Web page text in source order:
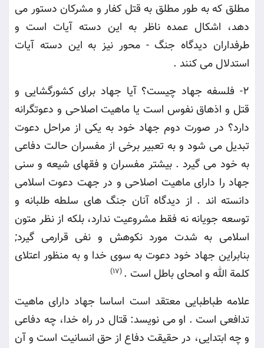
مطلق که به طور مطلق به قتل کفار و مشرکان دستور می
دهد، اشکال عمده ناظر به این دسته آیات است و
طرفداران دیدگاه جنگ - محور نیز به این دسته آیات
استدلال می کنند .
2- فلسفه جهاد چیست؟ آیا جهاد برای کشورگشایی و
قتل و اذهاق نفوس است یا ماهیت اصلاحی و دعوتگرانه
دارد؟ در صورت دوم جهاد خود به یکی از مراحل دعوت
تبدیل می شود و به تعبیر برخی از مفسران حالت دفاعی
به خود می گیرد . بیشتر مفسران و فقهای شیعه و سنی
جهاد را دارای ماهیت اصلاحی و در جهت دعوت اسلامی
دانسته اند . از دیدگاه آنان جنگ های سلطه طلبانه و
توسعه جویانه نه فقط مشروعیت ندارد، بلکه از نظر متون
اسلامی به شدت مورد نکوهش و نفی قرارمی گیرد;
بنابراین جهاد خود دعوت به سوی خدا و به منظور اعتلای
کلمة الله و امحای باطل است .
(17)
علامه طباطبایی معتقد است اساسا جهاد دارای ماهیت
تدافعی است . او می نویسد: قتال در راه خدا، چه دفاعی
و چه ابتدایی، در حقیقت دفاع از حق انسانیت است و آن